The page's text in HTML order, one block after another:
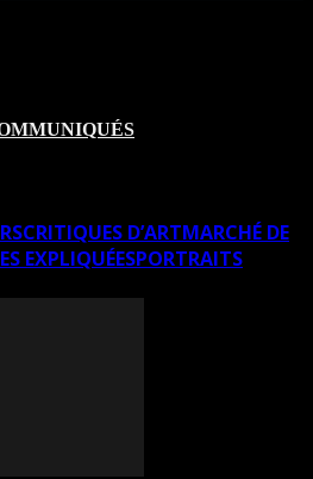
CRITIQUES D’ARTMARCHÉ DE
EXPLIQUÉESPORTRAITS